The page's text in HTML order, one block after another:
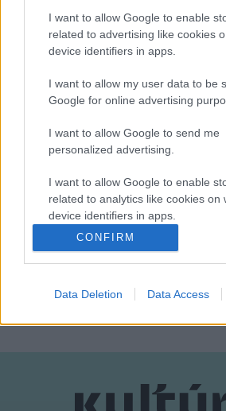
I want to allow Google to enable
related to advertising like cookies
device identifiers in apps.
I want to allow my user data to be
Google for online advertising
I want to allow Google to send me
personalized advertising.
I want to allow Google to enable
related to analytics like cookies on
device identifiers in apps.
I want to allow Google to enable
related to functionality of the
I want to allow Google to enable
user protection.
CONFIRM
Data Deletion Data Access
kíván betölteni. Erről is szó volt az
egy időben megtartott FEDEC
az európai cirkusziskolák
Fekete Péter, a magyar
felelős miniszteri biztos fokozott
Cirkuszművészeti Központról.
FESZTIVÁL SZÍNPAD
MEGOSZTÁS